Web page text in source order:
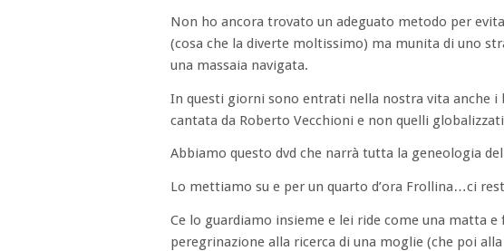
Non ho ancora trovato un adeguato metodo per
(cosa che la diverte moltissimo) ma munita di uno
una massaia navigata.
In questi giorni sono entrati nella nostra vita anche i
cantata da Roberto Vecchioni e non quelli globalizzati
Abbiamo questo dvd che narrà tutta la geneologia
Lo mettiamo su e per un quarto d’ora Frollina…ci
Ce lo guardiamo insieme e lei ride come una matta
peregrinazione alla ricerca di una moglie (che poi